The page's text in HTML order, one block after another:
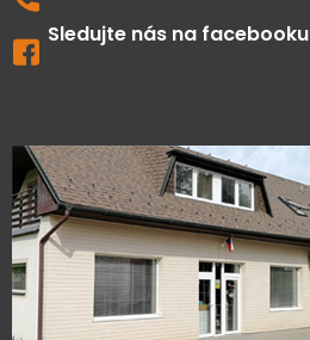
Sledujte nás na facebooku